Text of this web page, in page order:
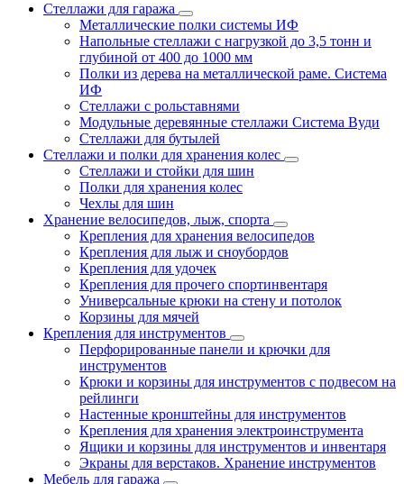
Стеллажи для гаража
Металлические полки системы ИФ
Напольные стеллажи с нагрузкой до 3,5 тонн и
глубиной от 400 до 1000 мм
Полки из дерева на металлической раме. Система
ИФ
Стеллажи с рольставнями
Модульные деревянные стеллажи Система Вуди
Стеллажи для бутылей
Стеллажи и полки для хранения колес
Стеллажи и стойки для шин
Полки для хранения колес
Чехлы для шин
Хранение велосипедов, лыж, спорта
Крепления для хранения велосипедов
Крепления для лыж и сноубордов
Крепления для удочек
Крепления для прочего спортинвентаря
Универсальные крюки на стену и потолок
Корзины для мячей
Крепления для инструментов
Перфорированные панели и крючки для
инструментов
Крюки и корзины для инструментов с подвесом на
рейлинги
Настенные кронштейны для инструментов
Крепления для хранения электроинструмента
Ящики и корзины для инструментов и инвентаря
Экраны для верстаков. Хранение инструментов
Мебель для гаража